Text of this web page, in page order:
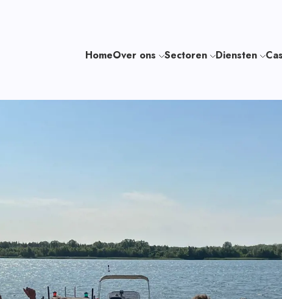
HomeOver ons Sectoren Diensten